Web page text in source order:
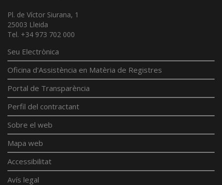
Pl. de Víctor Siurana, 1
25003 Lleida
Tel. +34 973 702 000
Seu Electrònica
Oficina d'Assistència en Matèria de Registres
Portal de Transparència
Perfil del contractant
Sobre el web
Mapa web
Accessibilitat
Avís legal